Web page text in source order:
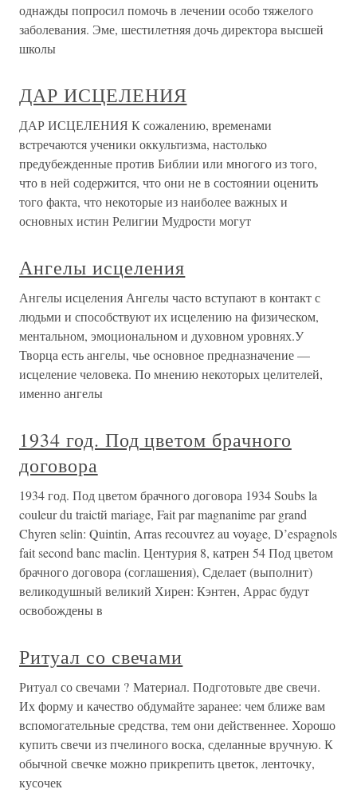
однажды попросил помочь в лечении особо тяжелого
заболевания. Эме, шестилетняя дочь директора высшей
школы
ДАР ИСЦЕЛЕНИЯ
ДАР ИСЦЕЛЕНИЯ К сожалению, временами
встречаются ученики оккультизма, настолько
предубежденные против Библии или многого из того,
что в ней содержится, что они не в состоянии оценить
того факта, что некоторые из наиболее важных и
основных истин Религии Мудрости могут
Ангелы исцеления
Ангелы исцеления Ангелы часто вступают в контакт с
людьми и способствуют их исцелению на физическом,
ментальном, эмоциональном и духовном уровнях.У
Творца есть ангелы, чье основное предназначение —
исцеление человека. По мнению некоторых целителей,
именно ангелы
1934 год. Под цветом брачного
договора
1934 год. Под цветом брачного договора 1934 Soubs la
couleur du traictй mariage, Fait par magnanime par grand
Chyren selin: Quintin, Arras recouvrez au voyage, D’espagnols
fait second banc maclin. Центурия 8, катрен 54 Под цветом
брачного договора (соглашения), Сделает (выполнит)
великодушный великий Хирен: Кэнтен, Аррас будут
освобождены в
Ритуал со свечами
Ритуал со свечами ? Материал. Подготовьте две свечи.
Их форму и качество обдумайте заранее: чем ближе вам
вспомогательные средства, тем они действеннее. Хорошо
купить свечи из пчелиного воска, сделанные вручную. К
обычной свечке можно прикрепить цветок, ленточку,
кусочек